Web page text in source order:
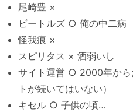
尾崎豊 ×
ビートルズ ○ 俺の中二病
怪我痕 ×
スピリタス × 酒弱いし
サイト運営 ○ 2000年から
トが続いてはいない）
キセル ○ 子供の頃…